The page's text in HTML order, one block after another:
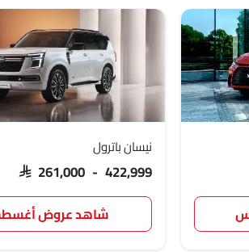
نيسان باترول
SAR 261,000 - 422,999
شاهد عروض